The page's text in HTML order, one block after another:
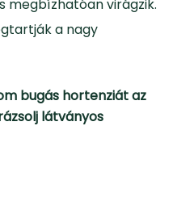
megbízhatóan virágzik.
a nagy
bugás hortenziátaz
látványos